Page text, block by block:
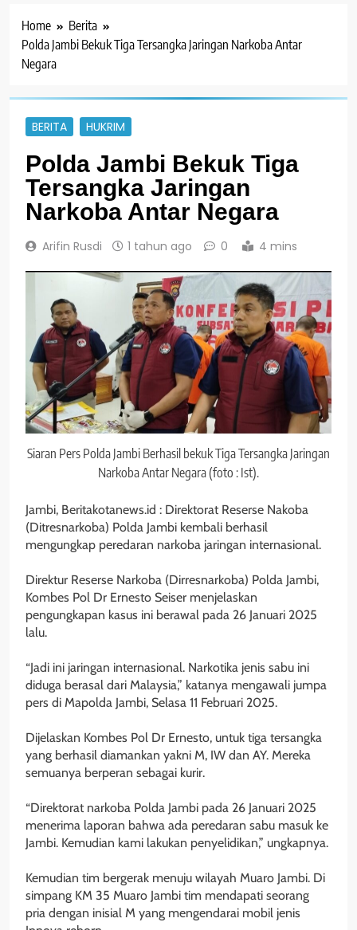
Home
Berita
Polda Jambi Bekuk Tiga Tersangka Jaringan Narkoba Antar
Negara
BERITA HUKRIM
Polda Jambi Bekuk Tiga
Tersangka Jaringan
Narkoba Antar Negara
Arifin Rusdi 1 tahun ago 0 4 mins
Siaran Pers Polda Jambi Berhasil bekuk Tiga Tersangka Jaringan
Narkoba Antar Negara (foto : Ist).
Jambi, Beritakotanews.id : Direktorat Reserse Nakoba
(Ditresnarkoba) Polda Jambi kembali berhasil
mengungkap peredaran narkoba jaringan internasional.
‎Direktur Reserse Narkoba (Dirresnarkoba) Polda Jambi,
Kombes Pol Dr Ernesto Seiser menjelaskan
pengungkapan kasus ini berawal pada 26 Januari 2025
lalu.
‎“Jadi ini jaringan internasional. Narkotika jenis sabu ini
diduga berasal dari Malaysia,” katanya mengawali jumpa
pers di Mapolda Jambi, Selasa 11 Februari 2025.
‎Dijelaskan Kombes Pol Dr Ernesto, untuk tiga tersangka
yang berhasil diamankan yakni M, IW dan AY. Mereka
semuanya berperan sebagai kurir.
‎“Direktorat narkoba Polda Jambi pada 26 Januari 2025
menerima laporan bahwa ada peredaran sabu masuk ke
Jambi. Kemudian kami lakukan penyelidikan,” ungkapnya.
‎Kemudian tim bergerak menuju wilayah Muaro Jambi. Di
simpang KM 35 Muaro Jambi tim mendapati seorang
pria dengan inisial M yang mengendarai mobil jenis